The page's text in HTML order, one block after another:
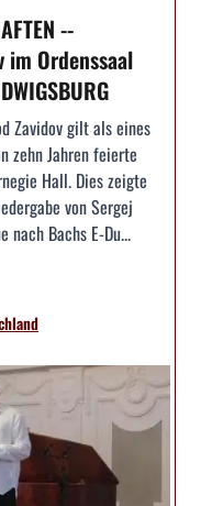
--
im Ordenssaal
Zavidov gilt als eines
zehn Jahren feierte
Hall. Dies zeigte
von Sergej
nach Bachs E-Du...